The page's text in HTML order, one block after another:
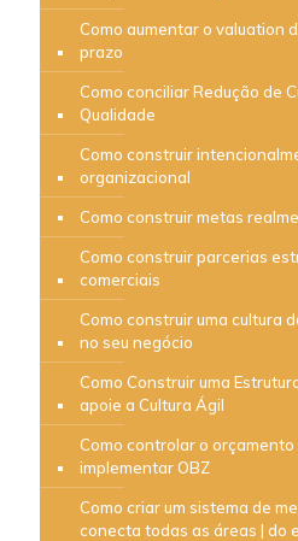
Como aumentar o valuation
prazo
Como conciliar Redução de
Qualidade
Como construir
organizacional
Como construir metas
Como construir parcerias
comerciais
Como construir uma cultura
no seu negócio
Como Construir uma
apoie a Cultura Ágil
Como controlar o
implementar OBZ
Como criar um sistema de
conecta todas as áreas | do